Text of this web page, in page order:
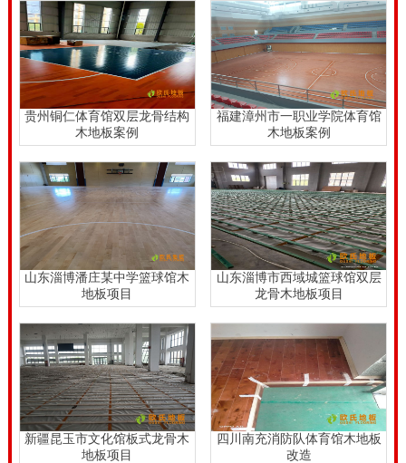
缺的。要是没有防潮膜，就并不是技术专业达标的健身
运动木地板铺设系统软件。铺设防潮膜层能够放置在底
层面与木龙骨中间，还可以放置在木龙骨以上。就现阶
段来讲华北地区按第二种方式 安装应用较多，而事实上
按*一种方式 安裝的防水性实际效果更好。
贵州铜仁体育馆双层龙骨结构
木地板案例
福建漳州市一职业学院体育馆
木地板案例
山东淄博潘庄某中学篮球馆木
地板项目
山东淄博市西域城篮球馆双层
龙骨木地板项目
新疆昆玉市文化馆板式龙骨木
地板项目
四川南充消防队体育馆木地板
改造